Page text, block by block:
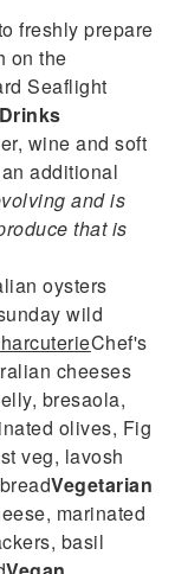
freshly prepare
on the
Seaflight
Drinks
wine and soft
additional
and is
that is
oysters
wild
Chef's
cheeses
bresaola,
olives, Fig
veg, lavosh
Vegetarian
marinated
basil